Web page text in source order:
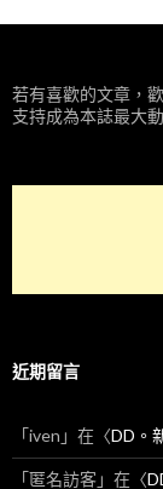
若有喜歡的文章，
支持成為本誌最大
近期留言
「iven 」在〈DD。
「匿名訪客」在〈